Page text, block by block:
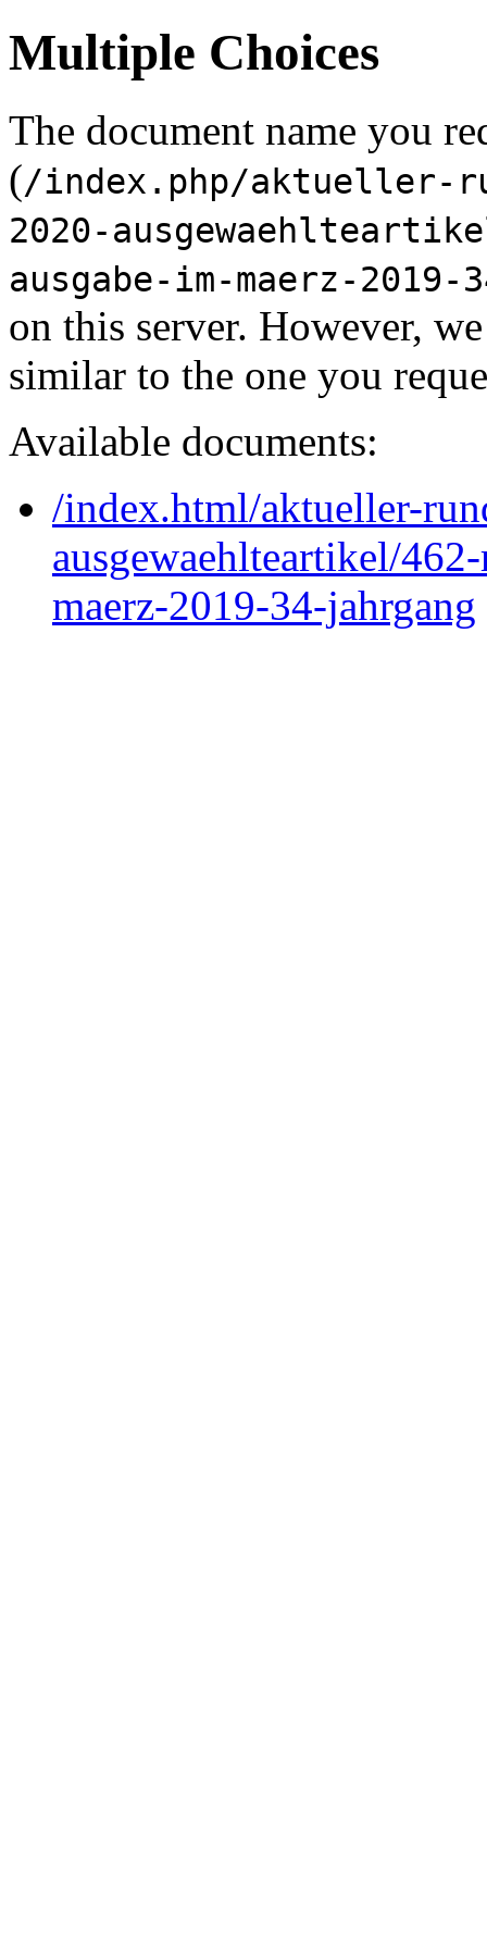
Multiple Choices
The document name you
(/index.php/aktueller-
2020-
ausgabe-im-maerz-2019-
on this server. However,
similar to the one you
Available documents:
/index.html/aktueller-
ausgewaehlteartikel/
maerz-2019-34-jahrgang